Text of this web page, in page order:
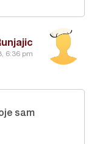
6:36 pm
sam